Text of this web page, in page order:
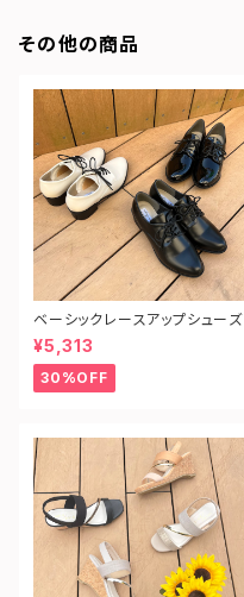
その他の商品
ベーシックレースアップシューズ
¥5,313
30%OFF